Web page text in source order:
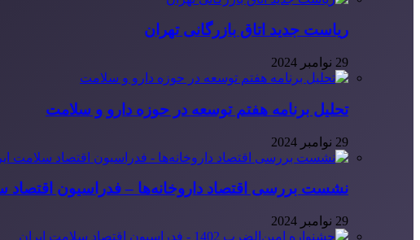
ریاست جدید اتاق بازرگانی تهران
29 نوامبر 2024
تحلیل برنامه هفتم توسعه در حوزه دارو و سلامت
29 نوامبر 2024
نشست بررسی اقتصاد داروخانه‌ها – فدراسیون اقتصاد
29 نوامبر 2024